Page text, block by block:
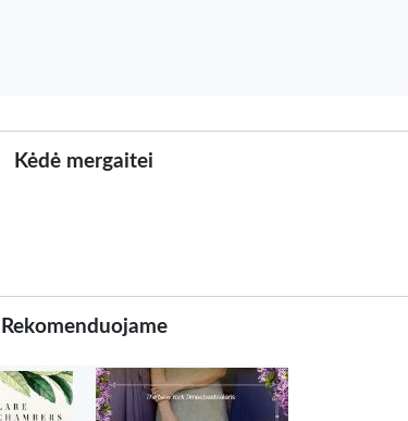
Kėdė mergaitei
Rekomenduojame